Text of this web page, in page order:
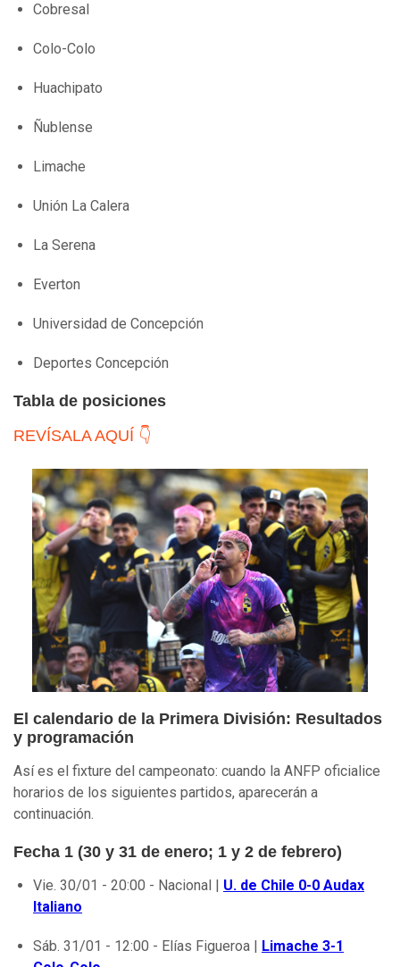
Cobresal
Colo-Colo
Huachipato
Ñublense
Limache
Unión La Calera
La Serena
Everton
Universidad de Concepción
Deportes Concepción
Tabla de posiciones
REVÍSALA AQUÍ 👇
El calendario de la Primera División: Resultados
y programación
Así es el fixture del campeonato: cuando la ANFP oficialice
horarios de los siguientes partidos, aparecerán a
continuación.
Fecha 1 (30 y 31 de enero; 1 y 2 de febrero)
Vie. 30/01 - 20:00 - Nacional | U. de Chile 0-0 Audax
Italiano
Sáb. 31/01 - 12:00 - Elías Figueroa | Limache 3-1